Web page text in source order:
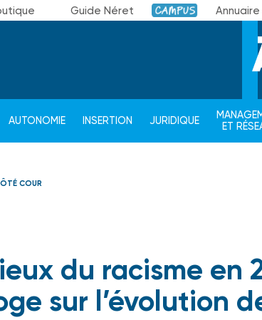
Guide Néret Campus
AUTONOMIE INSERTION JURIDIQUE
ET
COUR
du racisme en
sur l’évolution